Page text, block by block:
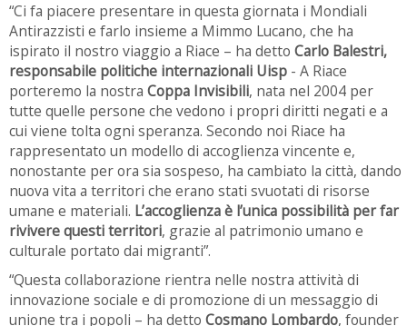
“Ci fa piacere presentare in questa giornata i Mondiali
Antirazzisti e farlo insieme a Mimmo Lucano, che ha
ispirato il nostro viaggio a Riace – ha detto Carlo Balestri,
responsabile politiche internazionali Uisp - A Riace
porteremo la nostra Coppa Invisibili, nata nel 2004 per
tutte quelle persone che vedono i propri diritti negati e a
cui viene tolta ogni speranza. Secondo noi Riace ha
rappresentato un modello di accoglienza vincente e,
nonostante per ora sia sospeso, ha cambiato la città, dando
nuova vita a territori che erano stati svuotati di risorse
umane e materiali. L’accoglienza è l’unica possibilità per far
rivivere questi territori, grazie al patrimonio umano e
culturale portato dai migranti”.
“Questa collaborazione rientra nelle nostra attività di
innovazione sociale e di promozione di un messaggio di
unione tra i popoli – ha detto Cosmano Lombardo, founder